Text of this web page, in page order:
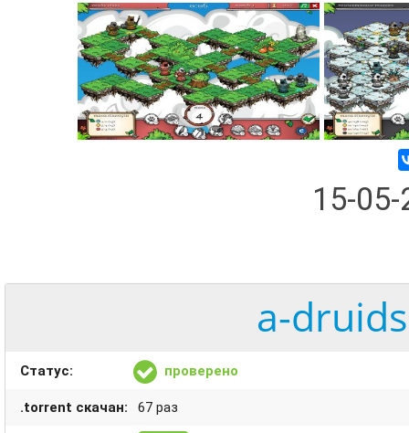
15-
a-
Статус: проверено
.torrent скачан: 67 раз